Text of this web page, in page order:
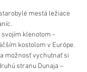
mestá ležiace
klenotom -
kostolom v Európe.
možnosť vychutnať si
stranu Dunaja –